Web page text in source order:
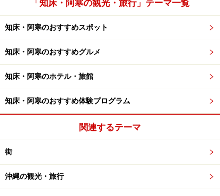
「知床・阿寒の観光・旅行」テーマ一覧
知床・阿寒のおすすめスポット
知床・阿寒のおすすめグルメ
知床・阿寒のホテル・旅館
知床・阿寒のおすすめ体験プログラム
関連するテーマ
街
沖縄の観光・旅行